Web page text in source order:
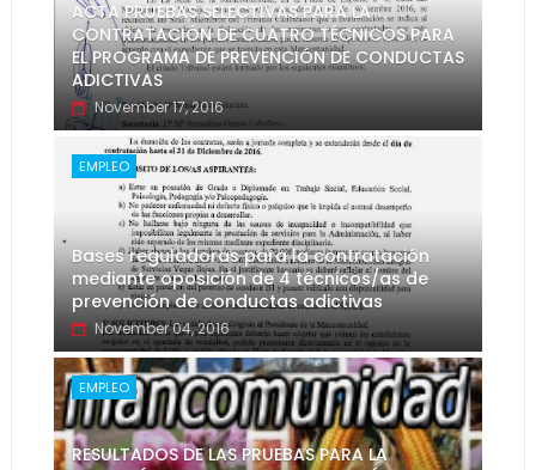
ACTA PRUEBAS SELECTIVAS PARA LA
CONTRATACIÓN DE CUATRO TÉCNICOS PARA
EL PROGRAMA DE PREVENCIÓN DE CONDUCTAS
ADICTIVAS
November 17, 2016
EMPLEO
Bases reguladoras para la contratación
mediante oposición de 4 técnicos/as de
prevención de conductas adictivas
November 04, 2016
EMPLEO
RESULTADOS DE LAS PRUEBAS PARA LA